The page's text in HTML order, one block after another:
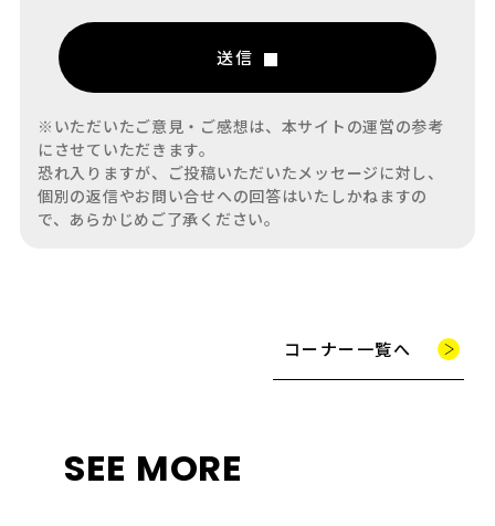
送信
※いただいたご意見・ご感想は、本サイトの運営の参考
にさせていただきます。
恐れ入りますが、ご投稿いただいたメッセージに対し、
個別の返信やお問い合せへの回答はいたしかねますの
で、あらかじめご了承ください。
コーナー一覧へ
SEE MORE